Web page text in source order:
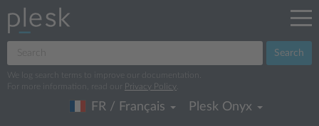
Search
We log search terms to improve our documentation.
For more information, read our
Privacy Policy
FR / Français Plesk Onyx